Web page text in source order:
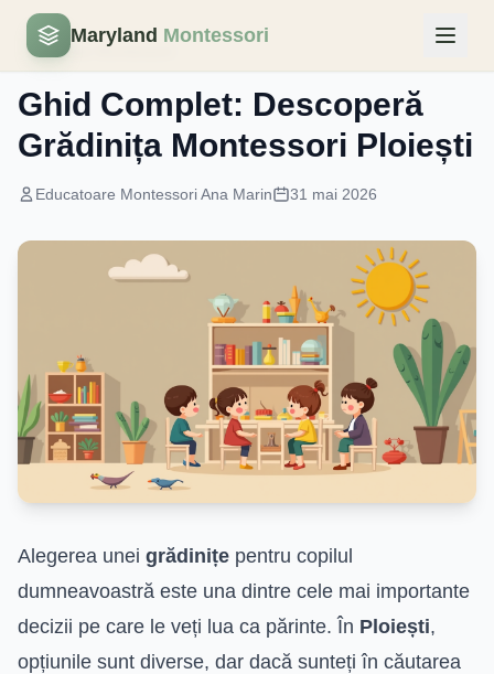
Maryland Montessori
Educatie Montessori
Ghid Complet: Descoperă
Grădinița Montessori Ploiești
Educatoare Montessori Ana Marin 31 mai 2026
Alegerea unei grădinițe pentru copilul
dumneavoastră este una dintre cele mai importante
decizii pe care le veți lua ca părinte. În Ploiești,
opțiunile sunt diverse, dar dacă sunteți în căutarea